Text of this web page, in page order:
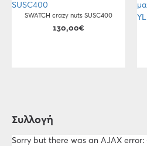
SWATCH crazy nuts SUSC400
130,00€
Συλλογή
Sorry but there was an AJAX error: